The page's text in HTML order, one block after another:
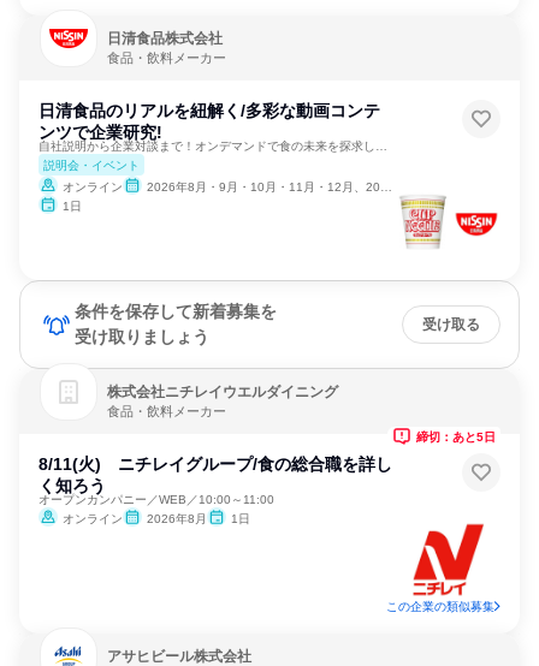
日清食品株式会社
食品・飲料メーカー
日清食品のリアルを紐解く/多彩な動画コンテ
ンツで企業研究!
説明会・イベント
オンライン
2026年8月・9月・10月・11月・12月、2027年1月・2月
1日
条件を保存して新着募集を
受け取りましょう
受け取る
株式会社ニチレイウエルダイニング
食品・飲料メーカー
8/11(火) ニチレイグループ/食の総合職を詳し
く知ろう
オープンカンパニー／WEB／10:00～11:00
オンライン
2026年8月 1日
締切：あと5日
この企業の類似募集
アサヒビール株式会社